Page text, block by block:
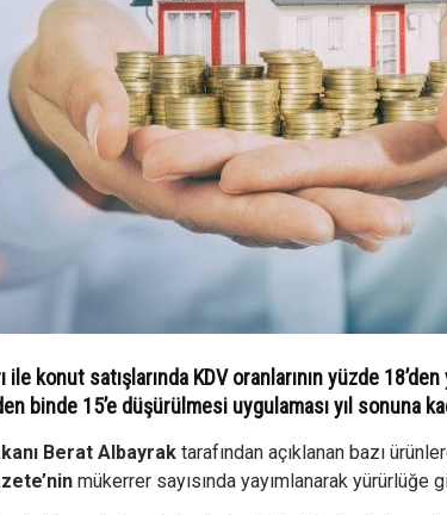
ile konut satışlarında KDV oranlarının yüzde
binde 15’e düşürülmesi uygulaması yıl sonuna
Berat Albayrak tarafından açıklanan bazı
mükerrer sayısında yayımlanarak yürürlüğe